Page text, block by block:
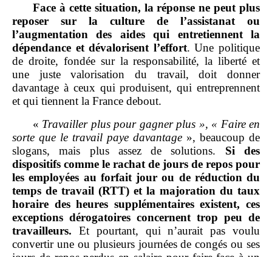
Face à cette situation, la réponse ne peut plus
reposer sur la culture de l’assistanat ou
l’augmentation des aides qui entretiennent la
dépendance et dévalorisent l’effort. Une politique
de droite, fondée sur la responsabilité, la liberté et
une juste valorisation du travail, doit donner
davantage à ceux qui produisent, qui entreprennent
et qui tiennent la France debout.
« Travailler plus pour gagner plus », « Faire en
sorte que le travail paye davantage », beaucoup de
slogans, mais plus assez de solutions. Si des
dispositifs comme le rachat de jours de repos pour
les employées au forfait jour ou de réduction du
temps de travail (RTT) et la majoration du taux
horaire des heures supplémentaires existent, ces
exceptions dérogatoires concernent trop peu de
travailleurs. Et pourtant, qui n’aurait pas voulu
convertir une ou plusieurs journées de congés ou ses